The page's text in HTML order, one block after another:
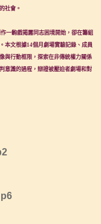
社會。
一齣戲揭露同志困境開始，卻在籌組
本文根據14個月劇場實驗記錄、成員
與行動框限，探索在非傳統權力關係
意識的過程，辯證被壓迫者劇場和對